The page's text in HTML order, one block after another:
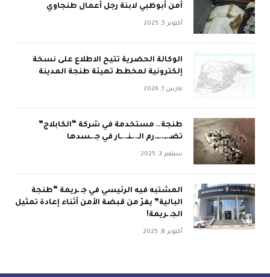
أمن أبوظبي لابنة رجل أعمال طنجاوي
أكتوبر 5, 2025
الوكالة الحضرية تتيح الاطلاع على نسخة
إلكترونية لمخطط تهيئة طنجة المدينة
مارس 1, 2026
طنجة.. مستخدمة في شركة “الكابلاج”
تضـ.ــ..ــ.رم الـ..ـنـ..ـار في جـ.ـسدها
سبتمبر 3, 2025
المشتبه فيه الرئيسي في جـ ـريمة “طنجة
البالية” يفرّ من قبضة الأمن أثناء إعادة تمثيل
الجـ ـريمة!
أكتوبر 8, 2025